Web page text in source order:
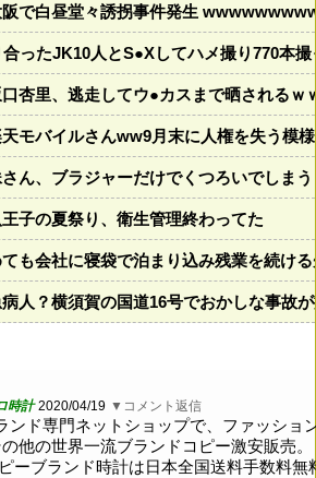
阪で白昼堂々誘拐事件発生
合ったJK10人とS●Xしてハメ撮り770
口杏里、逃走してウ●カスまで晒されるｗ
天モバイルさんww9月末に人権を失う模
さん、ブラジャーだけでくつろいでしま
王子の夏祭り、衛生管理終わってた
ても会社に寝袋で泊まり込み残業を続け
病人？横須賀の国道16号でおかしな事故
時計 2020/04/19 ▼コメント返信
ンド専門ネットショップで、ファッショ
他の世界一流ブランドコピー激安販売。
ーブランド時計は日本全国送料手数料無